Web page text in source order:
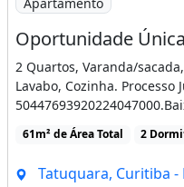
Playground
Quadra
Brinquedoteca
Sala de Cinema
2 Quartos, Varanda/
Lavabo, Cozinha. Processo
61m² de Área Total 2
Tatuquara, Curitiba -